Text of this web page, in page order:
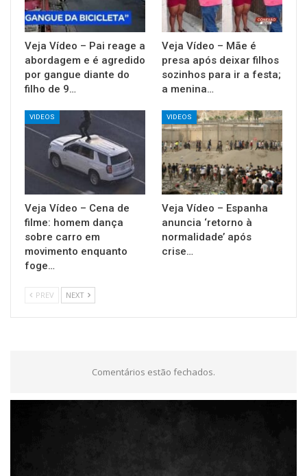
Veja Vídeo – Pai reage a
abordagem e é agredido
por gangue diante do
filho de 9…
Veja Vídeo – Mãe é
presa após deixar filhos
sozinhos para ir a festa;
a menina…
VIDEOS
Veja Vídeo – Cena de
filme: homem dança
sobre carro em
movimento enquanto
foge…
VIDEOS
Veja Vídeo – Espanha
anuncia ‘retorno à
normalidade’ após
crise…
PREV NEXT
Comentários estão fechados.